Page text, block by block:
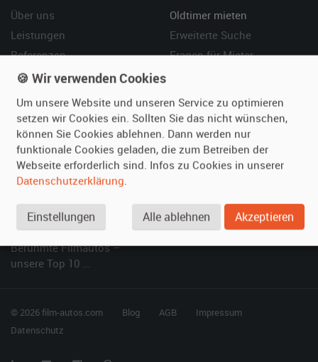
Über uns
Leistungen
Referenzen
Kundenmeinungen
Oldtimer mieten
Erweiterte Suche
Fragen für Mieter
Vermieten
Oldtimer anmelden
Fotos senden
Fragen für Vermieter
Hilfe
Häufige Fragen (FAQ)
So funktioniert's
SPECIAL
Berühmte Filmautos –
unsere Top 10 ...
© 2026 film-autos.com Blog AGB
Impressum
Datenschutz
🍪 Wir verwenden Cookies
Um unsere Website und unseren Service zu optimieren
setzen wir Cookies ein. Sollten Sie das nicht wünschen,
können Sie Cookies ablehnen. Dann werden nur
funktionale Cookies geladen, die zum Betreiben der
Webseite erforderlich sind. Infos zu Cookies in unserer
Datenschutzerklärung.
Einstellungen Alle ablehnen Akzeptieren